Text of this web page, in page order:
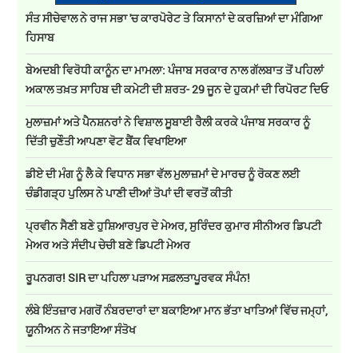
ਸੰਤ ਸੀਚੇਵਾਲ ਨੇ ਰਾਜ ਸਭਾ 'ਚ ਕਾਰਪੋਰੇਟ ਤੇ ਕਿਸਾਨਾਂ ਦੇ ਕਰਜ਼ਿਆਂ ਦਾ ਮੰਗਿਆ
ਹਿਸਾਬ
ਬੇਅਦਬੀ ਵਿਰੋਧੀ ਕਾਨੂੰਨ ਦਾ ਮਾਮਲਾ: ਪੰਜਾਬ ਸਰਕਾਰ ਨਾਲ ਗੱਲਬਾਤ ਤੋਂ ਪਹਿਲਾਂ
ਅਕਾਲ ਤਖ਼ਤ ਸਾਹਿਬ ਦੀ ਕਮੇਟੀ ਦੀ ਸ਼ਰਤ- 29 ਜੂਨ ਦੇ ਹੁਕਮਾਂ ਦੀ ਰਿਪੋਰਟ ਦਿਓ
ਮੁਲਾਜ਼ਮਾਂ ਅਤੇ ਪੈਨਸ਼ਨਰਾਂ ਨੇ ਵਿਸ਼ਾਲ ਸੂਬਾਈ ਰੈਲੀ ਕਰਕੇ ਪੰਜਾਬ ਸਰਕਾਰ ਨੂੰ
ਦਿੱਤੀ ਚੁਣੌਤੀ ਆਪਣਾ ਵੋਟ ਬੈਂਕ ਵਿਖਾਇਆ
ਡੀਏ ਦੀ ਮੰਗ ਨੂੰ ਲੈ ਕੇ ਵਿਧਾਨ ਸਭਾ ਵੱਲ ਮੁਲਾਜ਼ਮਾਂ ਦੇ ਮਾਰਚ ਨੂੰ ਰੋਕਣ ਲਈ
ਚੰਡੀਗੜ੍ਹ ਪੁਲਿਸ ਨੇ ਪਾਣੀ ਦੀਆਂ ਤੋਪਾਂ ਦੀ ਵਰਤੋਂ ਕੀਤੀ
ਪ੍ਰਵੀਨ ਸੈਣੀ ਬਣੇ ਹੁਸ਼ਿਆਰਪੁਰ ਦੇ ਮੇਅਰ, ਸੁਰਿੰਦਰ ਕੁਮਾਰ ਸੀਨੀਅਰ ਡਿਪਟੀ
ਮੇਅਰ ਅਤੇ ਸੰਦੀਪ ਚੇਚੀ ਬਣੇ ਡਿਪਟੀ ਮੇਅਰ
ਰੂਪਨਗਰ! SIR ਦਾ ਪਹਿਲਾ ਪੜਾਅ ਸਫ਼ਲਤਾਪੂਰਵਕ ਸੰਪੰਨ!
ਲੰਬੇ ਇੰਤਜ਼ਾਰ ਮਗਰੋਂ ਨੰਬਰਦਾਰਾਂ ਦਾ ਬਕਾਇਆ ਮਾਨ ਭੱਤਾ ਖਾਤਿਆਂ ਵਿੱਚ ਜਮ੍ਹਾਂ,
ਯੂਨੀਅਨ ਨੇ ਜਤਾਇਆ ਸੰਤੋਖ